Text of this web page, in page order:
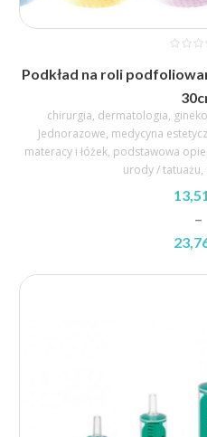
Podkład na roli
chirurgia, dermatologia,
Jednorazowe, medycyna
materacy i łóżek, podstawowa
urody / tatuażu,
–
cen: